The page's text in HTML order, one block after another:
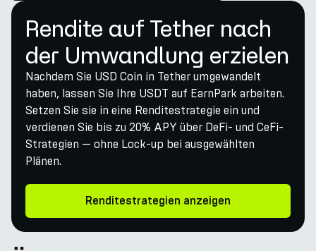
Rendite auf Tether nach
der Umwandlung erzielen
Nachdem Sie USD Coin in Tether umgewandelt
haben, lassen Sie Ihre USDT auf EarnPark arbeiten.
Setzen Sie sie in eine Renditestrategie ein und
verdienen Sie bis zu 20% APY über DeFi- und CeFi-
Strategien — ohne Lock-up bei ausgewählten
Plänen.
Renditestrategien anzeigen